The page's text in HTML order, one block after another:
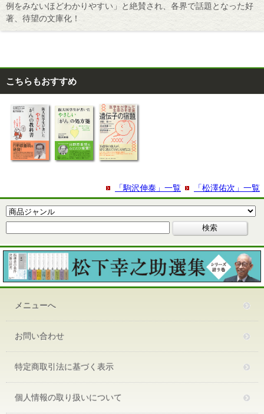
例をみないほどわかりやすい」と絶賛され、各界で話題となった好
著、待望の文庫化！
こちらもおすすめ
「松澤佑次」一覧
「駒沢伸泰」一覧
メニューへ
お問い合わせ
特定商取引法に基づく表示
個人情報の取り扱いについて